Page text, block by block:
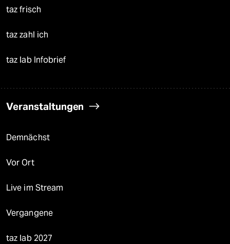
taz frisch
taz zahl ich
taz lab Infobrief
Veranstaltungen
Demnächst
Vor Ort
Live im Stream
Vergangene
taz lab 2027